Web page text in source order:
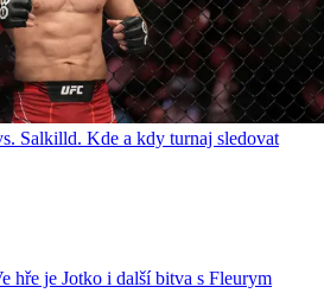
Salkilld. Kde a kdy turnaj sledovat
hře je Jotko i další bitva s Fleurym